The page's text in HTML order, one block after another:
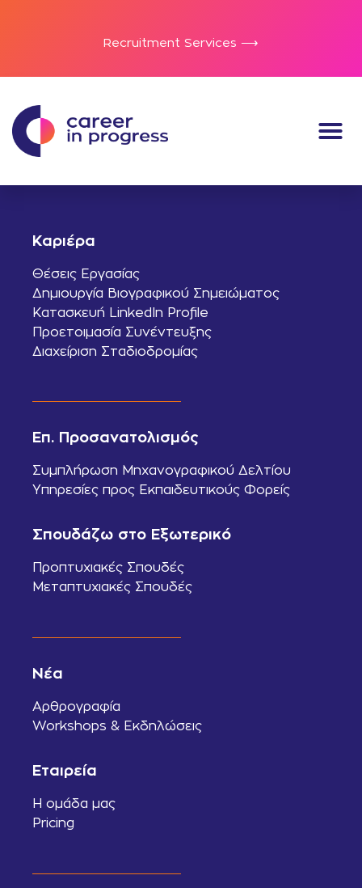
Recruitment Services ⟶
Καριέρα
Θέσεις Εργασίας
Δημιουργία Βιογραφικού Σημειώματος
Κατασκευή LinkedIn Profile
Προετοιμασία Συνέντευξης
Διαχείριση Σταδιοδρομίας
Επ. Προσανατολισμός
Συμπλήρωση Μηχανογραφικού Δελτίου
Υπηρεσίες προς Εκπαιδευτικούς Φορείς
Σπουδάζω στο Εξωτερικό
Προπτυχιακές Σπουδές
Μεταπτυχιακές Σπουδές
Νέα
Αρθρογραφία
Workshops & Εκδηλώσεις
Εταιρεία
Η ομάδα μας
Pricing